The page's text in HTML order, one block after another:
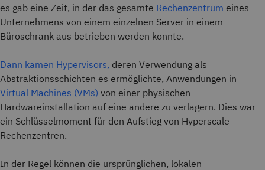
es gab eine Zeit, in der das gesamte Rechenzentrum eines
Unternehmens von einem einzelnen Server in einem
Büroschrank aus betrieben werden konnte.
Dann kamen Hypervisors, deren Verwendung als
Abstraktionsschichten es ermöglichte, Anwendungen in
Virtual Machines (VMs) von einer physischen
Hardwareinstallation auf eine andere zu verlagern. Dies war
ein Schlüsselmoment für den Aufstieg von Hyperscale-
Rechenzentren.
In der Regel können die ursprünglichen, lokalen